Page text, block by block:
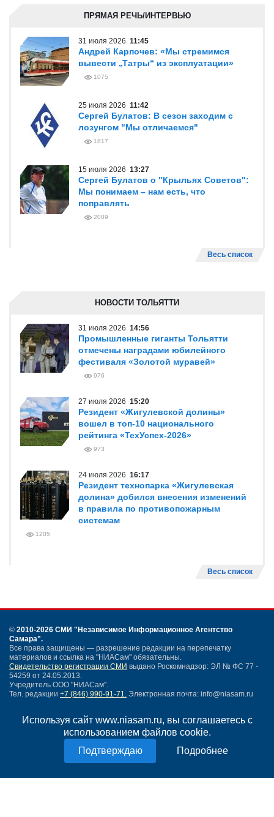
Используя сайт www.niasam.ru, вы соглашаетесь с
использованием файлов cookie.
Подробнее
ПРЯМАЯ РЕЧЬ/ИНТЕРВЬЮ
31 июля 2026 11:45
Андрей Карпочев: «Мы стремимся
вывести „Татры“ из эксплуатации»
1075
25 июля 2026 11:42
Сергей Булатов: В сезон заходим с
лозунгом "Мы отличаемся"
1817
15 июля 2026 13:27
Сергей Булатов о "Крыльях Советов":
Мы понимаем – нам есть, что
поправлять
2009
Весь список
НОВОСТИ ТОЛЬЯТТИ
31 июля 2026 14:56
Промышленные гиганты Тольятти
отмечены наградами юбилейного
фестиваля «Золотой муравей»
976
27 июля 2026 15:20
Резидент «Жигулевской долины»
вошел в топ-10 национального
рейтинга «ТехУспех-2026»
973
24 июля 2026 16:17
Резидент технопарка «Жигулевская
долина» добился внесения изменений
в правила по противопожарным
системам
1205
Весь список
© 2010-2026 СМИ "Независимое Информационное Агентство
Самара".
Все права защищены — разрешение редакции на перепечатку
материалов и ссылка на "НИАСам" обязательны.
Свидетельство регистрации СМИ выдано Роскомнадзор: ЭЛ № ФС 77 -
54259 от 24.05.2013.
Учредитель ООО "НИАСам".
Тел. редакции +7 (846) 990-91-71. Электронная почта: info@niasam.ru
Карта сайта
Нашли ошибку?
Политика конфиденциальности
Согласие на обработку персональных данных